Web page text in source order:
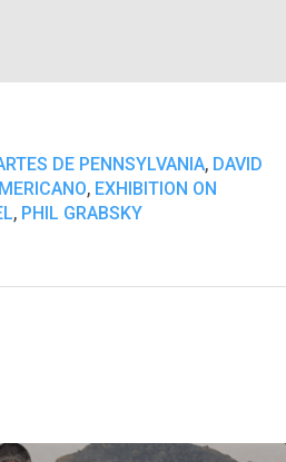
DE PENNSYLVANIA, DAVID
, EXHIBITION ON
, PHIL GRABSKY